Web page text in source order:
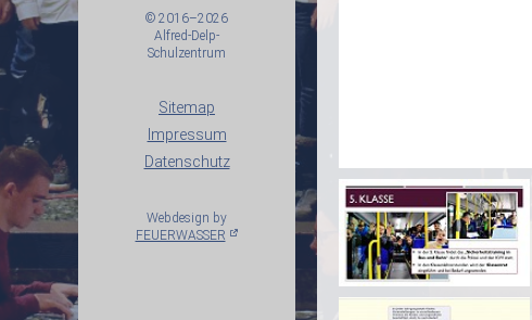
Berufliche Orientierung
© 2016–2026
Alfred-Delp-
Schulzentrum
Sitemap
Impressum
Datenschutz
Webdesign by
FEUERWASSER